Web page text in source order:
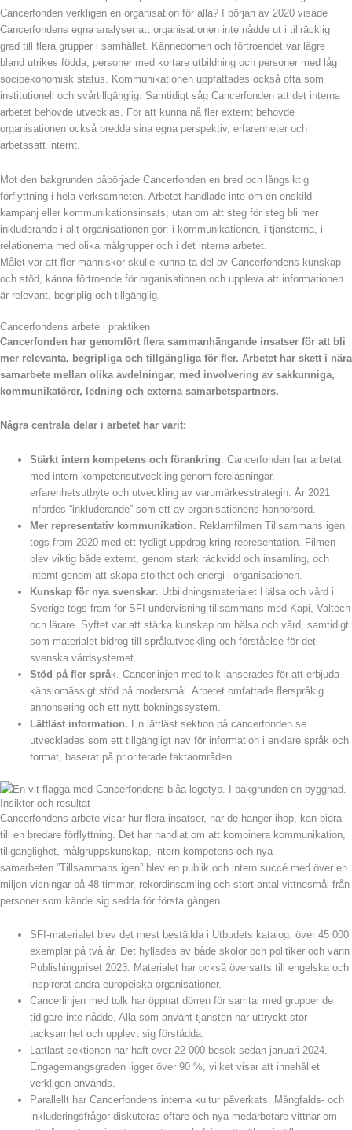
Cancerfonden verkligen en organisation för alla? I början av 2020 visade
Cancerfondens egna analyser att organisationen inte nådde ut i tillräcklig
grad till flera grupper i samhället. Kännedomen och förtroendet var lägre
bland utrikes födda, personer med kortare utbildning och personer med låg
socioekonomisk status. Kommunikationen uppfattades också ofta som
institutionell och svårtillgänglig. Samtidigt såg Cancerfonden att det interna
arbetet behövde utvecklas. För att kunna nå fler externt behövde
organisationen också bredda sina egna perspektiv, erfarenheter och
arbetssätt internt.
Mot den bakgrunden påbörjade Cancerfonden en bred och långsiktig
förflyttning i hela verksamheten. Arbetet handlade inte om en enskild
kampanj eller kommunikationsinsats, utan om att steg för steg bli mer
inkluderande i allt organisationen gör: i kommunikationen, i tjänsterna, i
relationerna med olika målgrupper och i det interna arbetet.
Målet var att fler människor skulle kunna ta del av Cancerfondens kunskap
och stöd, känna förtroende för organisationen och uppleva att informationen
är relevant, begriplig och tillgänglig.
Cancerfondens arbete i praktiken
Cancerfonden har genomfört flera sammanhängande insatser för att bli
mer relevanta, begripliga och tillgängliga för fler. Arbetet har skett i nära
samarbete mellan olika avdelningar, med involvering av sakkunniga,
kommunikatörer, ledning och externa samarbetspartners.
Några centrala delar i arbetet har varit:
Stärkt intern kompetens och förankring . Cancerfonden har arbetat
med intern kompetensutveckling genom föreläsningar,
erfarenhetsutbyte och utveckling av varumärkesstrategin. År 2021
infördes “inkluderande” som ett av organisationens honnörsord.
Mer representativ kommunikation . Reklamfilmen Tillsammans igen
togs fram 2020 med ett tydligt uppdrag kring representation. Filmen
blev viktig både externt, genom stark räckvidd och insamling, och
internt genom att skapa stolthet och energi i organisationen.
Kunskap för nya svenskar . Utbildningsmaterialet Hälsa och vård i
Sverige togs fram för SFI-undervisning tillsammans med Kapi, Valtech
och lärare. Syftet var att stärka kunskap om hälsa och vård, samtidigt
som materialet bidrog till språkutveckling och förståelse för det
svenska vårdsystemet.
Stöd på fler språk. Cancerlinjen med tolk lanserades för att erbjuda
känslomässigt stöd på modersmål. Arbetet omfattade flerspråkig
annonsering och ett nytt bokningssystem.
Lättläst information. En lättläst sektion på cancerfonden.se
utvecklades som ett tillgängligt nav för information i enklare språk och
format, baserat på prioriterade faktaområden.
Insikter och resultat
Cancerfondens arbete visar hur flera insatser, när de hänger ihop, kan bidra
till en bredare förflyttning. Det har handlat om att kombinera kommunikation,
tillgänglighet, målgruppskunskap, intern kompetens och nya
samarbeten.”Tillsammans igen” blev en publik och intern succé med över en
miljon visningar på 48 timmar, rekordinsamling och stort antal vittnesmål från
personer som kände sig sedda för första gången.
SFI-materialet blev det mest beställda i Utbudets katalog: över 45 000
exemplar på två år. Det hyllades av både skolor och politiker och vann
Publishingpriset 2023. Materialet har också översatts till engelska och
inspirerat andra europeiska organisationer.
Cancerlinjen med tolk har öppnat dörren för samtal med grupper de
tidigare inte nådde. Alla som använt tjänsten har uttryckt stor
tacksamhet och upplevt sig förstådda.
Lättläst-sektionen har haft över 22 000 besök sedan januari 2024.
Engagemangsgraden ligger över 90 %, vilket visar att innehållet
verkligen används.
Parallellt har Cancerfondens interna kultur påverkats. Mångfalds- och
inkluderingsfrågor diskuteras oftare och nya medarbetare vittnar om